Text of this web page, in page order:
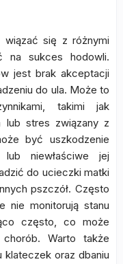
wiązać się z różnymi
na sukces hodowli.
jest brak akceptacji
do ula. Może to
takimi jak
lub stres związany z
być uszkodzenie
lub niewłaściwe jej
do ucieczki matki
pszczół. Często
nie monitorują stanu
często, co może
Warto także
oraz dbaniu